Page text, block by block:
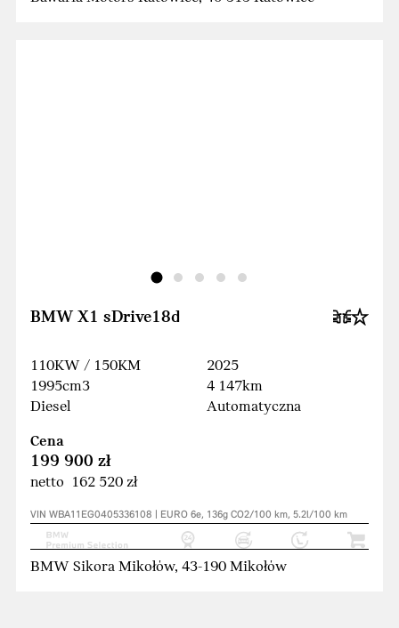
BMW X1 sDrive18d
110KW / 150KM
1995cm3
Diesel
2025
4 147km
Automatyczna
Cena
199 900 zł
netto 162 520 zł
VIN WBA11EG0405336108 | EURO 6e, 136g CO2/100 km, 5.2l/100 km
BMW Sikora Mikołów, 43-190 Mikołów